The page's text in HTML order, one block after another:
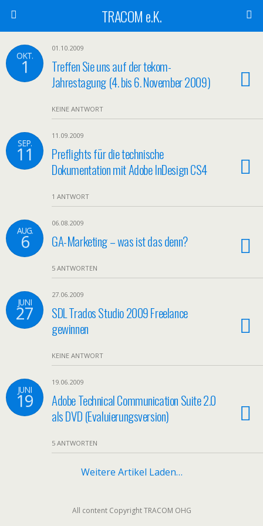
TRACOM e.K.
OKT.
1
01.10.2009
Treffen Sie uns auf der tekom-
Jahrestagung (4. bis 6. November 2009)
KEINE ANTWORT
SEP.
11
11.09.2009
Preflights für die technische
Dokumentation mit Adobe InDesign CS4
1 ANTWORT
AUG.
6
06.08.2009
GA-Marketing – was ist das denn?
5 ANTWORTEN
JUNI
27
27.06.2009
SDL Trados Studio 2009 Freelance
gewinnen
KEINE ANTWORT
JUNI
19
19.06.2009
Adobe Technical Communication Suite 2.0
als DVD (Evaluierungsversion)
5 ANTWORTEN
Weitere Artikel Laden…
All content Copyright TRACOM OHG